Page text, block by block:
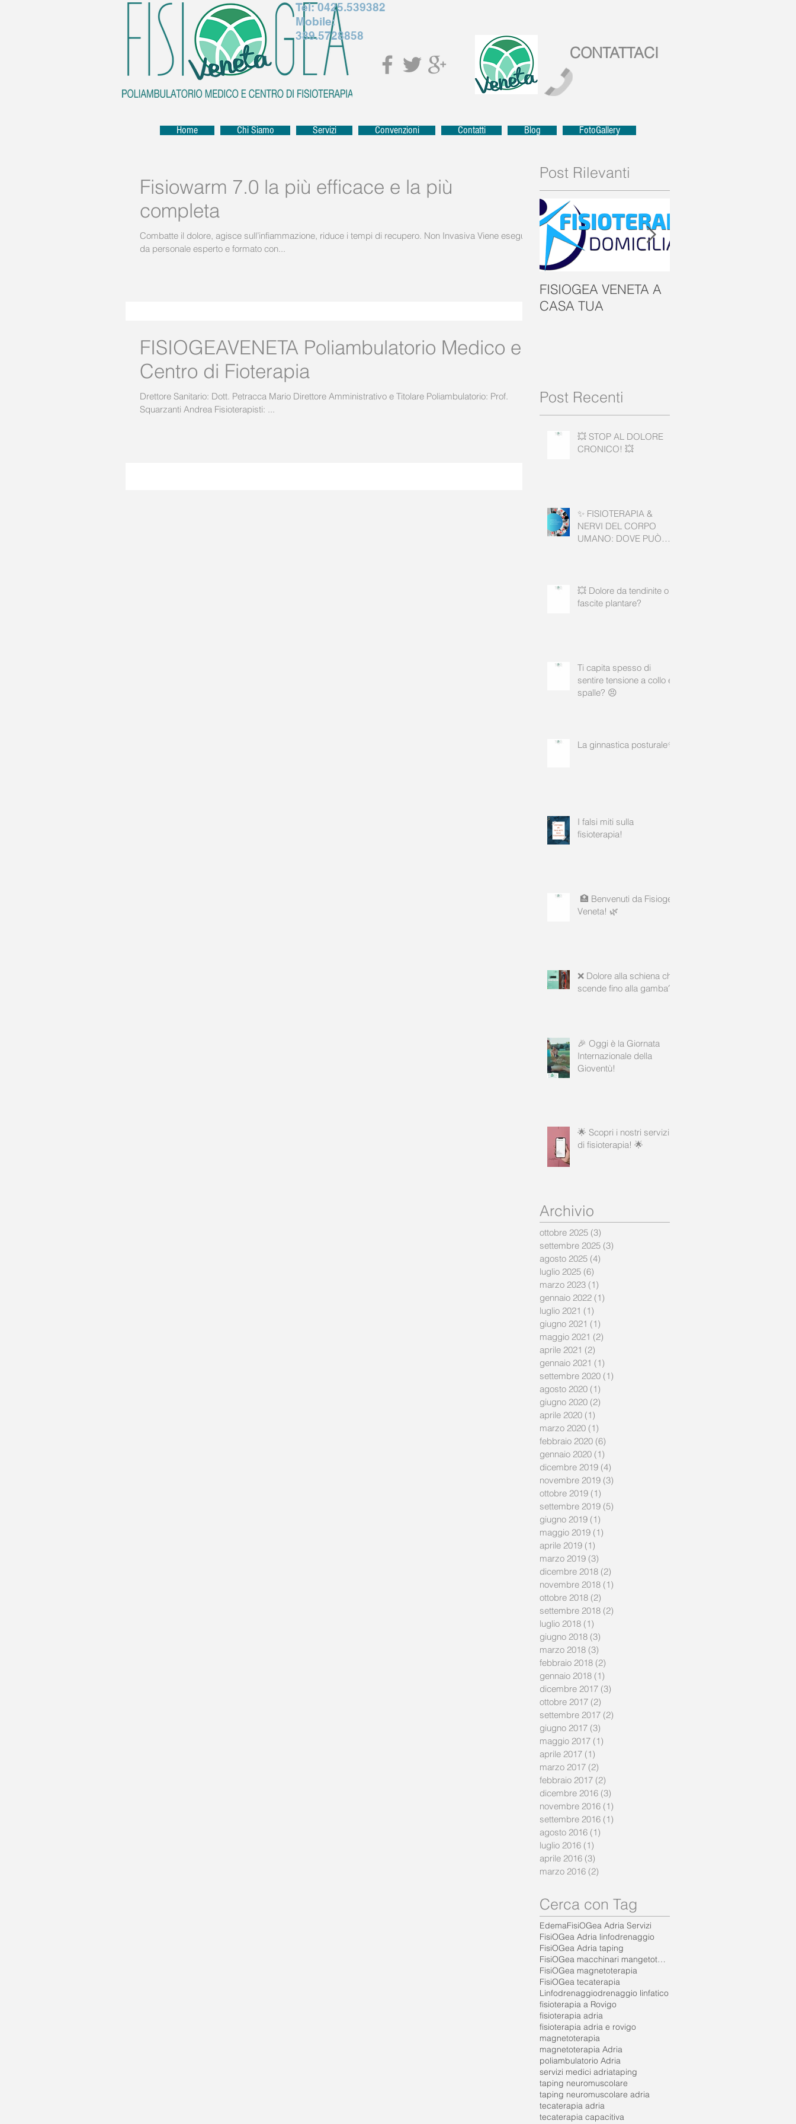
Tel:0425.539382
Mobile:
389.5728858
CONTATTACI
Home Chi Siamo Servizi Convenzioni Contatti Blog FotoGallery
Fisiowarm 7.0 la più efficace e la più
completa
Combatte il dolore, agisce sull’infiammazione, riduce i tempi di recupero. Non Invasiva Viene eseguita
da personale esperto e formato con...
FISIOGEAVENETA Poliambulatorio Medico e
Centro di Fioterapia
Drettore Sanitario: Dott. Petracca Mario Direttore Amministrativo e Titolare Poliambulatorio: Prof.
Squarzanti Andrea Fisioterapisti: ...
Post Rilevanti
FISIOGEA VENETA A
CASA TUA
Post Recenti
💥 STOP AL DOLORE
CRONICO! 💥
✨ FISIOTERAPIA &
NERVI DEL CORPO
UMANO: DOVE PUÒ
💥 Dolore da tendinite o
fascite plantare?
Ti capita spesso di
sentire tensione a collo e
spalle? 😣
La ginnastica posturale✨
I falsi miti sulla
fisioterapia!
🏥 Benvenuti da Fisiogea
Veneta! 🌿
❌ Dolore alla schiena che
scende fino alla gamba?
🎉 Oggi è la Giornata
Internazionale della
Gioventù!
🌟 Scopri i nostri servizi
di fisioterapia! 🌟
Archivio
ottobre 2025 (3)
settembre 2025 (3)
agosto 2025 (4)
luglio 2025 (6)
marzo 2023 (1)
gennaio 2022 (1)
luglio 2021 (1)
giugno 2021 (1)
maggio 2021 (2)
aprile 2021 (2)
gennaio 2021 (1)
settembre 2020 (1)
agosto 2020 (1)
giugno 2020 (2)
aprile 2020 (1)
marzo 2020 (1)
febbraio 2020 (6)
gennaio 2020 (1)
dicembre 2019 (4)
novembre 2019 (3)
ottobre 2019 (1)
settembre 2019 (5)
giugno 2019 (1)
maggio 2019 (1)
aprile 2019 (1)
marzo 2019 (3)
dicembre 2018 (2)
novembre 2018 (1)
ottobre 2018 (2)
settembre 2018 (2)
luglio 2018 (1)
giugno 2018 (3)
marzo 2018 (3)
febbraio 2018 (2)
gennaio 2018 (1)
dicembre 2017 (3)
ottobre 2017 (2)
settembre 2017 (2)
giugno 2017 (3)
maggio 2017 (1)
aprile 2017 (1)
marzo 2017 (2)
febbraio 2017 (2)
dicembre 2016 (3)
novembre 2016 (1)
settembre 2016 (1)
agosto 2016 (1)
luglio 2016 (1)
aprile 2016 (3)
marzo 2016 (2)
Cerca con Tag
EdemaFisiOGea Adria Servizi
FisiOGea Adria linfodrenaggio
FisiOGea Adria taping
FisiOGea macchinari mangetoterapia
FisiOGea magnetoterapia
FisiOGea tecaterapia
Linfodrenaggiodrenaggio linfatico
fisioterapia a Rovigo
fisioterapia adria
fisioterapia adria e rovigo
magnetoterapia
magnetoterapia Adria
poliambulatorio Adria
servizi medici adriataping
taping neuromuscolare
taping neuromuscolare adria
tecaterapia adria
tecaterapia capacitiva